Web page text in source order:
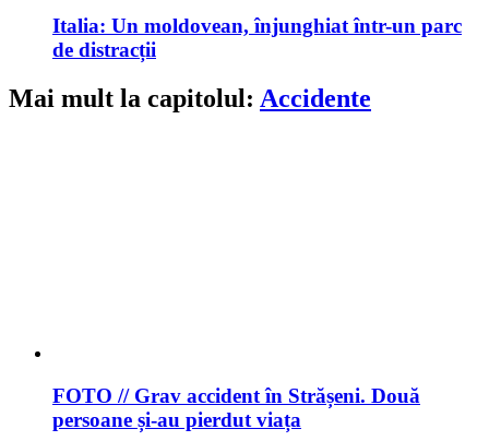
Italia: Un moldovean, înjunghiat într-un parc
de distracții
Mai mult la capitolul: Accidente
FOTO // Grav accident în Strășeni. Două
persoane și-au pierdut viața